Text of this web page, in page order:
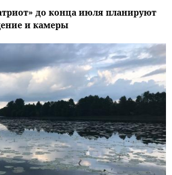
до конца июля планируют
и камеры